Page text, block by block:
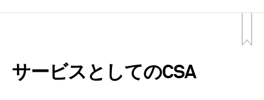
サービスとしてのCSA